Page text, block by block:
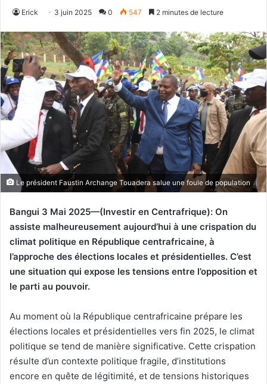
Erick 3 juin 2025 0 547 2 minutes de lecture
Le président Faustin Archange Touadera salue une foule de population
Bangui 3 Mai 2025—(Investir en Centrafrique): On
assiste malheureusement aujourd’hui à une crispation du
climat politique en République centrafricaine, à
l’approche des élections locales et présidentielles. C’est
une situation qui expose les tensions entre l’opposition et
le parti au pouvoir.
Au moment où la République centrafricaine prépare les
élections locales et présidentielles vers fin 2025, le climat
politique se tend de manière significative. Cette crispation
résulte d’un contexte politique fragile, d’institutions
encore en quête de légitimité, et de tensions historiques